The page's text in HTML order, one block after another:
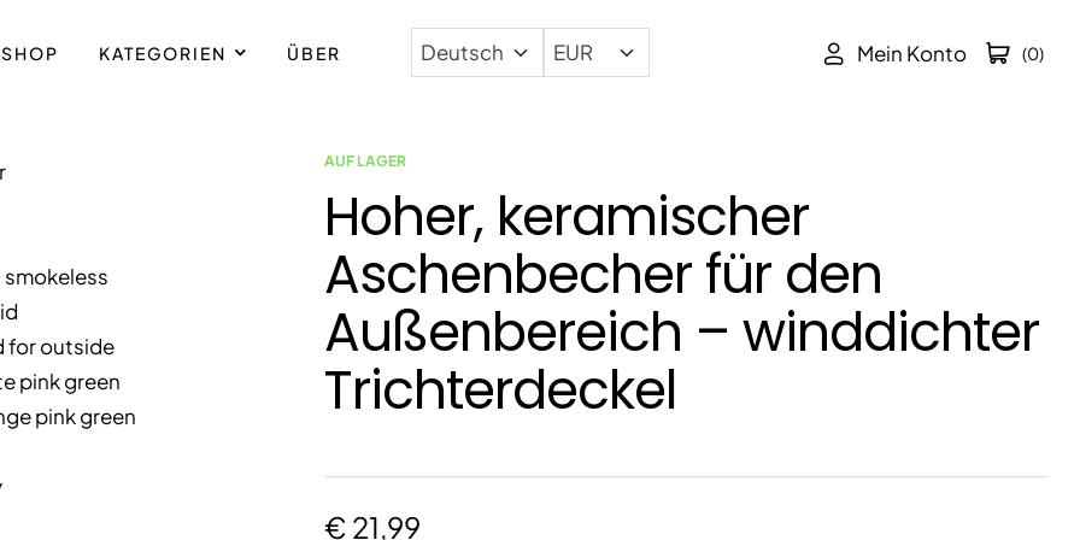
SHOP KATEGORIEN ÜBER Mein Konto (0)
AUF LAGER
Hoher, keramischer
Aschenbecher für den
Außenbereich – winddichter
Trichterdeckel
€ 21,99